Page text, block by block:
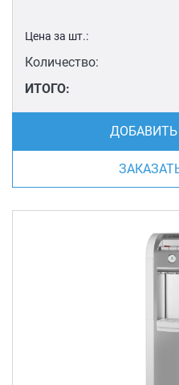
Цена за шт.:
Количество:
ИТОГО: